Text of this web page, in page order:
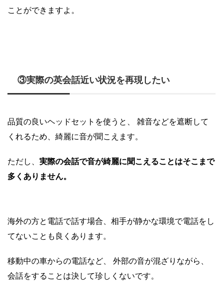
ことができますよ。
③実際の英会話近い状況を再現したい
品質の良いヘッドセットを使うと、 雑音などを遮断して
くれるため、綺麗に音が聞こえます。
ただし、 実際の会話で音が綺麗に聞こえることはそこまで
多くありません。
海外の方と電話で話す場合、相手が静かな環境で電話をし
てないことも良くあります。
移動中の車からの電話など、 外部の音が混ざりながら、
会話をすることは決して珍しくないです。